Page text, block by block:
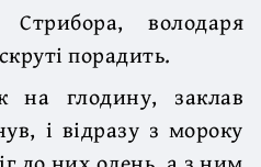
володаря
порадить.
на глодину, заклав
і відразу з мороку